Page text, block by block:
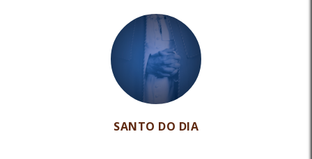
SANTO DO DIA